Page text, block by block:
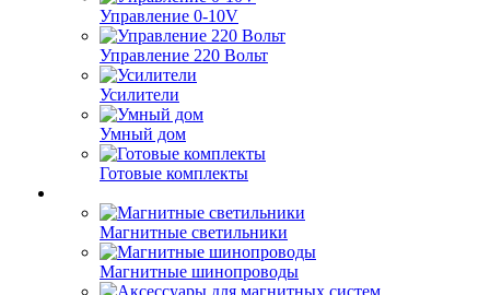
Управление 0-10V
Управление 220 Вольт
Усилители
Умный дом
Готовые комплекты
Магнитные светильники
Магнитные шинопроводы